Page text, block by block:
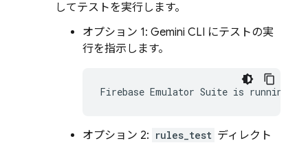
してテストを実行します。
オプション 1: Gemini CLI にテストの実
行を指示します。
オプション 2: rules_test ディレクト